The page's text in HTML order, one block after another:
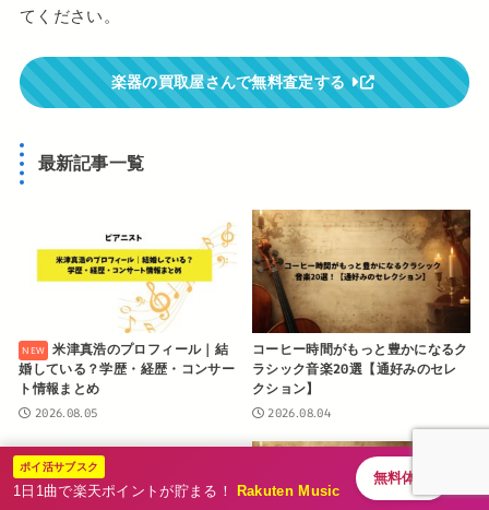
てください。
楽器の買取屋さんで無料査定する
最新記事一覧
米津真浩のプロフィール｜結
婚している？学歴・経歴・コンサー
ト情報まとめ
2026.08.05
コーヒー時間がもっと豊かになるク
ラシック音楽20選【通好みのセレ
クション】
2026.08.04
ポイ活サブスク
1日1曲で楽天ポイントが貯まる！ Rakuten Music
無料体験